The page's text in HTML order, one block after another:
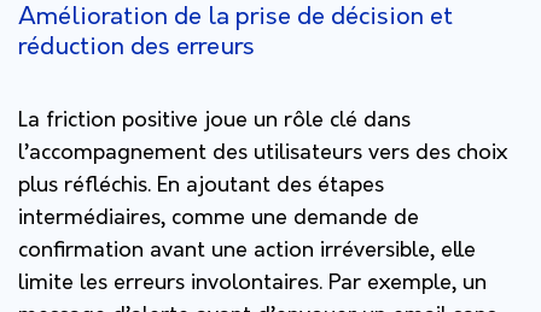
Amélioration de la prise de décision et
réduction des erreurs
La friction positive joue un rôle clé dans
l’accompagnement des utilisateurs vers des choix
plus réfléchis. En ajoutant des étapes
intermédiaires, comme une demande de
confirmation avant une action irréversible, elle
limite les erreurs involontaires. Par exemple, un